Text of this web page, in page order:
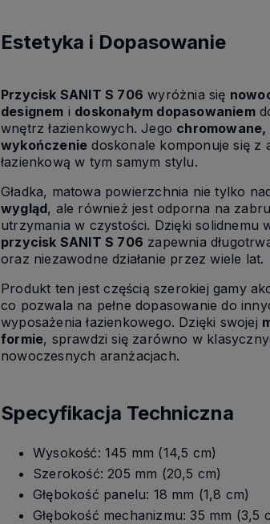
Estetyka i Dopasowanie
Przycisk SANIT S 706 wyróżnia się
designem i doskonałym dopasowaniem
wnętrz łazienkowych. Jego
wykończenie doskonale komponuje się z
łazienkową w tym samym stylu.
Gładka, matowa powierzchnia nie tylko
wygląd, ale również jest odporna na
utrzymania w czystości. Dzięki solidnemu
przycisk SANIT S 706 zapewnia
oraz niezawodne działanie przez wiele lat.
Produkt ten jest częścią szerokiej gamy
co pozwala na pełne dopasowanie do
wyposażenia łazienkowego. Dzięki swojej
formie, sprawdzi się zarówno w
nowoczesnych aranżacjach.
Specyfikacja Techniczna
Wysokość: 145 mm (14,5 cm)
Szerokość: 205 mm (20,5 cm)
Głębokość panelu: 18 mm (1,8 cm)
Głębokość mechanizmu: 35 mm (3,5